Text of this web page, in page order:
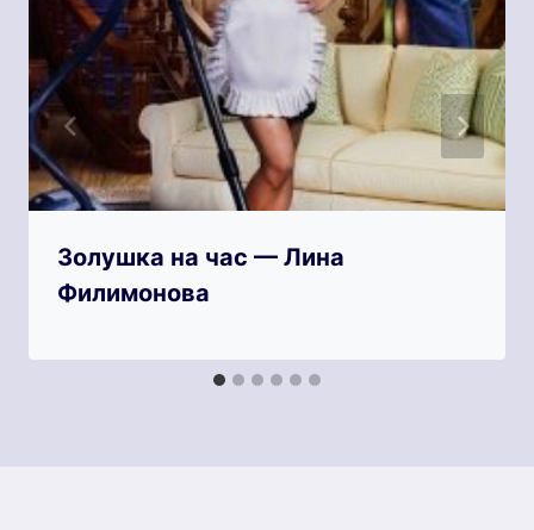
Золушка на час — Лина
Филимонова